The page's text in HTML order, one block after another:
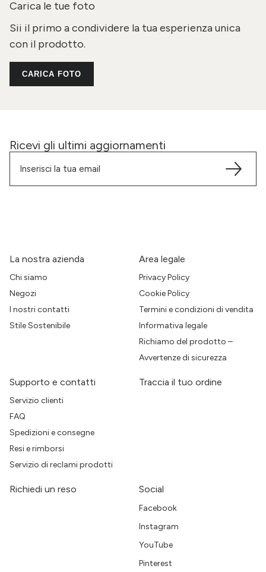
Carica le tue foto
Sii il primo a condividere la tua esperienza unica
con il prodotto.
CARICA FOTO
Ricevi gli ultimi aggiornamenti
La nostra azienda
Chi siamo
Negozi
I nostri contatti
Stile Sostenibile
Area legale
Privacy Policy
Cookie Policy
Termini e condizioni di vendita
Informativa legale
Richiamo del prodotto –
Avvertenze di sicurezza
Supporto e contatti
Servizio clienti
FAQ
Spedizioni e consegne
Resi e rimborsi
Servizio di reclami prodotti
Traccia il tuo ordine
Richiedi un reso Social
Facebook
Instagram
YouTube
Pinterest